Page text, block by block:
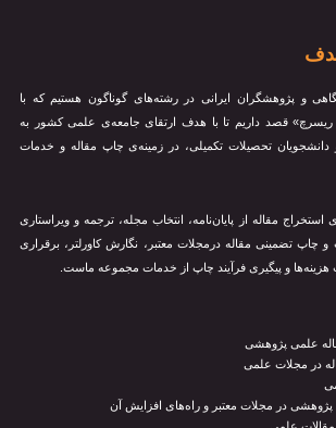
ایرانی در رشته‌های گوناگون هستیم که با
قصد داریم تا با هدف ارتقای جامعه‌ی علمی کشور به
تحصیلات تکمیلی، در زمینه‌ی چاپ مقاله و خدمات
از پایان‌نامه، انتخاب مجله، ترجمه و ویراستاری
مقاله درمجلات معتبر، نگارش کاورلتر، برقراری
و پیگیری فرآیند چاپ از خدمات مجموعه ماست.
پژوهشی
علمی
مجلات معتبر و راه‌های افزایش آن